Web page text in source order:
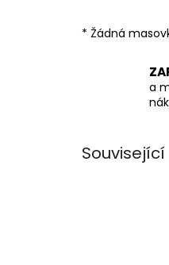
* Žádná
a